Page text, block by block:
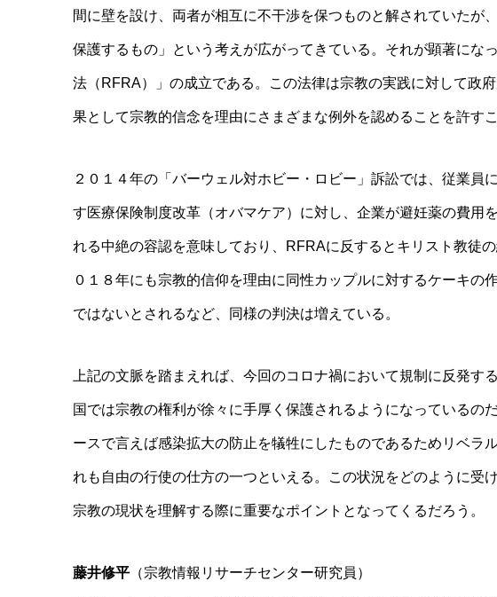
間に壁を設け、両者が相互に不干渉を保つものと解されていたが
保護するもの」という考えが広がってきている。それが顕著にな
法（RFRA）」の成立である。この法律は宗教の実践に対して政
果として宗教的信念を理由にさまざまな例外を認めることを許す
２０１４年の「バーウェル対ホビー・ロビー」訴訟では、従業員
す医療保険制度改革（オバマケア）に対し、企業が避妊薬の費用
れる中絶の容認を意味しており、RFRAに反するとキリスト教徒
０１８年にも宗教的信仰を理由に同性カップルに対するケーキの
ではないとされるなど、同様の判決は増えている。
上記の文脈を踏まえれば、今回のコロナ禍において規制に反発
国では宗教の権利が徐々に手厚く保護されるようになっているの
ースで言えば感染拡大の防止を犠牲にしたものであるためリベラ
れも自由の行使の仕方の一つといえる。この状況をどのように受
宗教の現状を理解する際に重要なポイントとなってくるだろう。
藤井修平 （宗教情報リサーチセンター研究員）